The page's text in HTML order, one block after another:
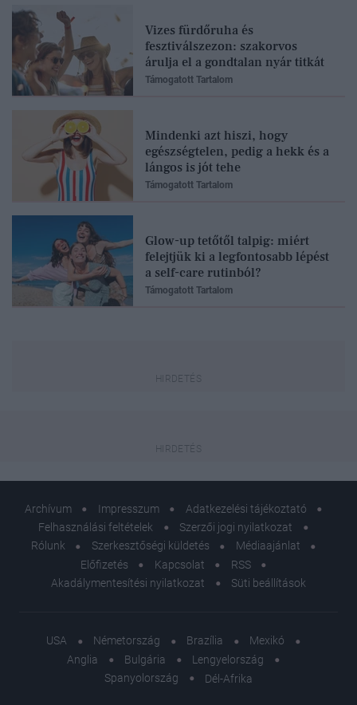
Vizes fürdőruha és
fesztiválszezon: szakorvos
árulja el a gondtalan nyár titkát
Támogatott Tartalom
Mindenki azt hiszi, hogy
egészségtelen, pedig a hekk és a
lángos is jót tehe
Támogatott Tartalom
Glow-up tetőtől talpig: miért
felejtjük ki a legfontosabb lépést
a self-care rutinból?
Támogatott Tartalom
Archívum Impresszum
Adatkezelési tájékoztató
Felhasználási feltételek
Szerzői jogi nyilatkozat
Rólunk
Szerkesztőségi küldetés
Médiaajánlat
Előfizetés
Kapcsolat
RSS
Akadálymentesítési nyilatkozat
Süti beállítások
USA Németország Brazília
Mexikó
Anglia
Bulgária
Lengyelország
Spanyolország
Dél-Afrika